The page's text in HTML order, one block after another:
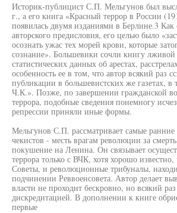
Историк-публицист С.П. Мельгунов был
г., а его книга «Красный террор в России
появилась двумя изданиями в Берлине.3 Как
авторского предисловия, его целью было
осознать ужас тех морей крови, которые
сознание». Большевики сочли книгу лживой
статистических данных об арестах,
особенность ее в том, что автор всякий раз
публикации в большевистских же газетах, в
Ч.К.». Позже, по завершении гражданской
террора, подобные сведения понемногу
репрессии приняли иные формы.
Мельгунов С.П. рассматривает самые ранние
чекистов - месть врагам революции за
покушение на Ленина. Он связывает
террора только с ВЧК, хотя хорошо
Советы, и революционные трибуналы,
подчинении Реввоенсовета. Автор делает
власти не проходит бескровно, но всякий раз
дискредитацией. В дополнении к книге
первые